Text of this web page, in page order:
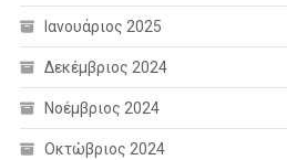
Ιανουάριος 2025
Δεκέμβριος 2024
Νοέμβριος 2024
Οκτώβριος 2024